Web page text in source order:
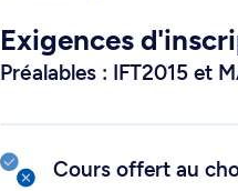
Exigences
Préalables : IFT2015 et
Cours offert au